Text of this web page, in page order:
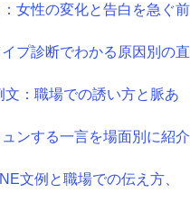
女性の変化と告白を急ぐ前
プ診断でわかる原因別の直
：職場での誘い方と脈あ
ンする一言を場面別に紹介
文例と職場での伝え方、